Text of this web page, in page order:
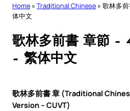
Home » Traditional Chinese » 歌林多
体中文
歌林多前書 章節 –
– 繁体中文
歌林多前書 章 (Traditional
Version – CUVT)